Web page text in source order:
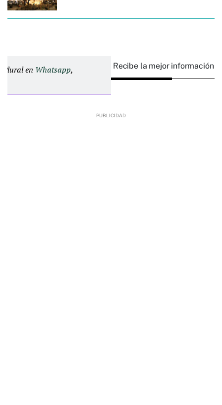
Plural en Whatsapp, Recibe la mejor información